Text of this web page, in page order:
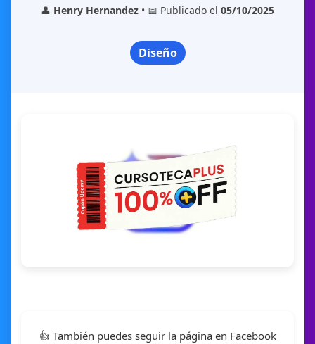
👤 Henry Hernandez • 📅 Publicado el 05/10/2025
Diseño
👍 También puedes seguir la página en Facebook